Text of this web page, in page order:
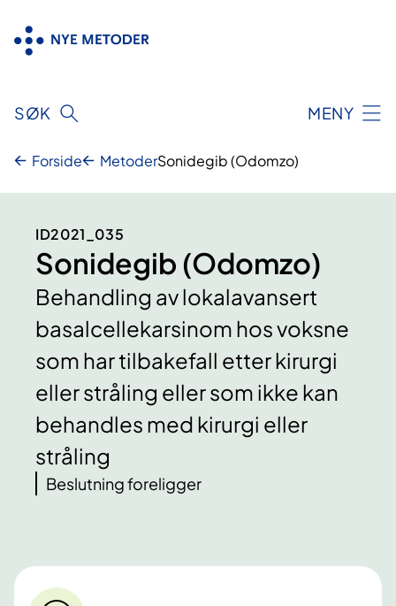
innhold
SØK MENY
Forside MetoderSonidegib (Odomzo)
ID2021_035
Sonidegib (Odomzo)
Behandling av lokalavansert
basalcellekarsinom hos voksne
som har tilbakefall etter kirurgi
eller stråling eller som ikke kan
behandles med kirurgi eller
stråling
Beslutning foreligger